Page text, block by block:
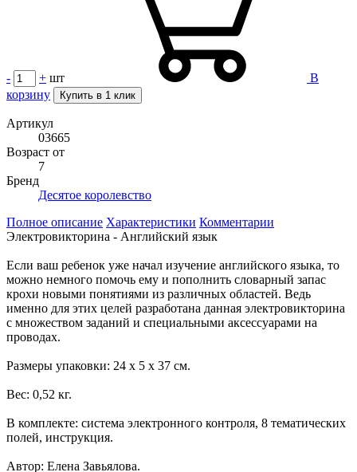
- + шт
В
корзину
Купить в 1 клик
Артикул
03665
Возраст от
7
Бренд
Десятое королевство
Полное описание Характеристики Комментарии
Электровикторина - Английский язык
Если ваш ребенок уже начал изучение английского языка, то
можно немного помочь ему и пополнить словарный запас
крохи новыми понятиями из различных областей. Ведь
именно для этих целей разработана данная электровикторина
с множеством заданий и специальными аксессуарами на
проводах.
Размеры упаковки: 24 х 5 х 37 см.
Вес: 0,52 кг.
В комплекте: система электронного контроля, 8 тематических
полей, инструкция.
Автор: Елена Завьялова.